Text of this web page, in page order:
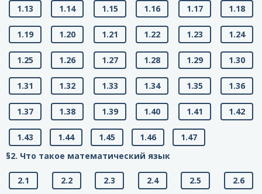
1.13 1.14 1.15 1.16 1.17 1.18
1.19 1.20 1.21 1.22 1.23 1.24
1.25 1.26 1.27 1.28 1.29 1.30
1.31 1.32 1.33 1.34 1.35 1.36
1.37 1.38 1.39 1.40 1.41 1.42
1.43 1.44 1.45 1.46
1.47
§2. Что такое математический язык
2.1 2.2 2.3 2.4 2.5 2.6